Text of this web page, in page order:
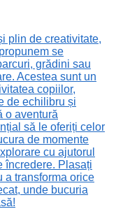
plin de creativitate,
se
grădini sau
Acestea sunt un
copiilor,
de echilibru și
o aventură
să le oferiți celor
de momente
cu ajutorul
încredere. Plasați
a transforma orice
unde bucuria